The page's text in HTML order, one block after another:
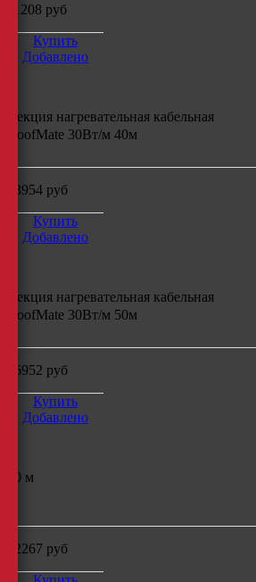
11208 руб
Купить
Добавлено
Секция нагревательная кабельная
RoofMate 30Вт/м 40м
13954 руб
Купить
Добавлено
Секция нагревательная кабельная
RoofMate 30Вт/м 50м
16952 руб
Купить
Добавлено
50 м
22267 руб